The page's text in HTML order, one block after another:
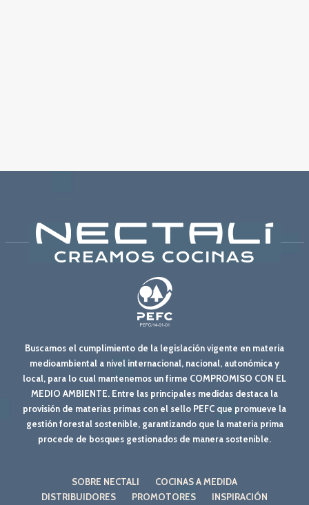
Buscamos el cumplimiento de la legislación vigente en materia
medioambiental a nivel internacional, nacional, autonómica y
local, para lo cual mantenemos un firme COMPROMISO CON EL
MEDIO AMBIENTE. Entre las principales medidas destaca la
provisión de materias primas con el sello PEFC que promueve la
gestión forestal sostenible, garantizando que la materia prima
procede de bosques gestionados de manera sostenible.
SOBRE NECTALI
COCINAS A MEDIDA
DISTRIBUIDORES
PROMOTORES
INSPIRACIÓN